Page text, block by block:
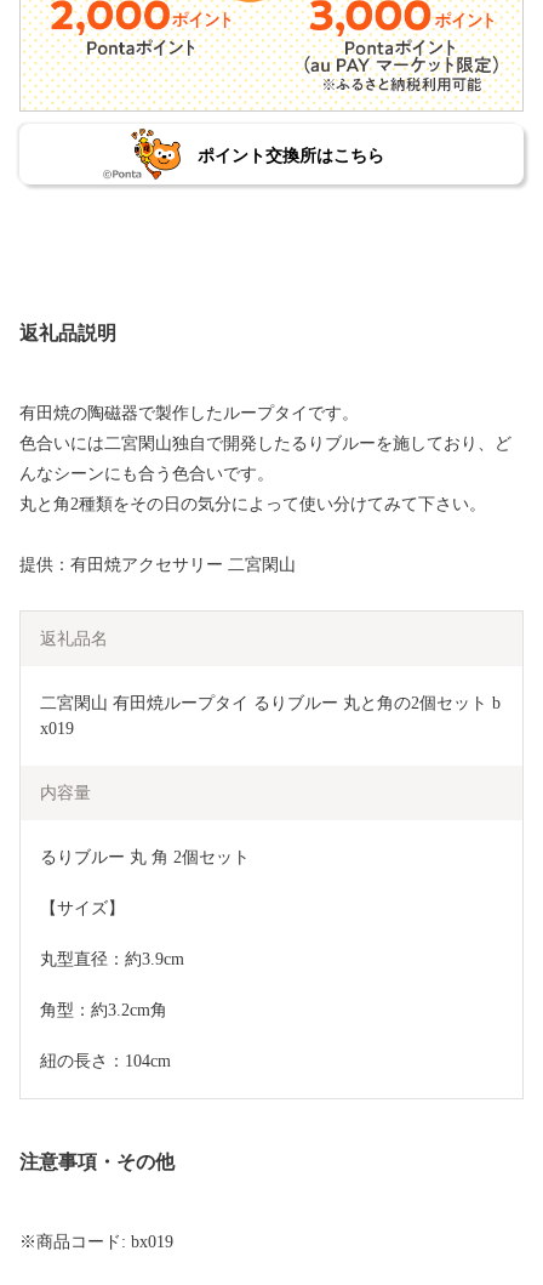
ポイント交換所はこちら
返礼品説明
有田焼の陶磁器で製作したループタイです。
色合いには二宮閑山独自で開発したるりブルーを施しており、ど
んなシーンにも合う色合いです。
丸と角2種類をその日の気分によって使い分けてみて下さい。
提供：有田焼アクセサリー 二宮閑山
返礼品名
二宮閑山 有田焼ループタイ るりブルー 丸と角の2個セット b
x019
内容量
るりブルー 丸 角 2個セット
【サイズ】
丸型直径：約3.9cm
角型：約3.2cm角
紐の長さ：104cm
注意事項・その他
※商品コード: bx019